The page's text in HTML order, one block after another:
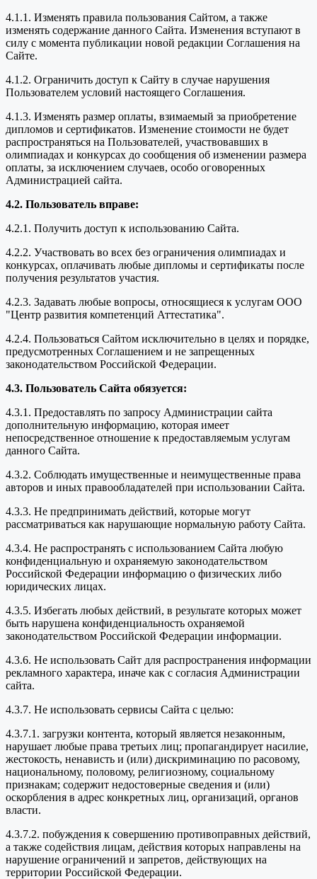
4.1.1. Изменять правила пользования Сайтом, а также
изменять содержание данного Сайта. Изменения вступают в
силу с момента публикации новой редакции Соглашения на
Сайте.
4.1.2. Ограничить доступ к Сайту в случае нарушения
Пользователем условий настоящего Соглашения.
4.1.3. Изменять размер оплаты, взимаемый за приобретение
дипломов и сертификатов. Изменение стоимости не будет
распространяться на Пользователей, участвовавших в
олимпиадах и конкурсах до сообщения об изменении размера
оплаты, за исключением случаев, особо оговоренных
Администрацией сайта.
4.2. Пользователь вправе:
4.2.1. Получить доступ к использованию Сайта.
4.2.2. Участвовать во всех без ограничения олимпиадах и
конкурсах, оплачивать любые дипломы и сертификаты после
получения результатов участия.
4.2.3. Задавать любые вопросы, относящиеся к услугам ООО
"Центр развития компетенций Аттестатика".
4.2.4. Пользоваться Сайтом исключительно в целях и порядке,
предусмотренных Соглашением и не запрещенных
законодательством Российской Федерации.
4.3. Пользователь Сайта обязуется:
4.3.1. Предоставлять по запросу Администрации сайта
дополнительную информацию, которая имеет
непосредственное отношение к предоставляемым услугам
данного Сайта.
4.3.2. Соблюдать имущественные и неимущественные права
авторов и иных правообладателей при использовании Сайта.
4.3.3. Не предпринимать действий, которые могут
рассматриваться как нарушающие нормальную работу Сайта.
4.3.4. Не распространять с использованием Сайта любую
конфиденциальную и охраняемую законодательством
Российской Федерации информацию о физических либо
юридических лицах.
4.3.5. Избегать любых действий, в результате которых может
быть нарушена конфиденциальность охраняемой
законодательством Российской Федерации информации.
4.3.6. Не использовать Сайт для распространения информации
рекламного характера, иначе как с согласия Администрации
сайта.
4.3.7. Не использовать сервисы Сайта с целью:
4.3.7.1. загрузки контента, который является незаконным,
нарушает любые права третьих лиц; пропагандирует насилие,
жестокость, ненависть и (или) дискриминацию по расовому,
национальному, половому, религиозному, социальному
признакам; содержит недостоверные сведения и (или)
оскорбления в адрес конкретных лиц, организаций, органов
власти.
4.3.7.2. побуждения к совершению противоправных действий,
а также содействия лицам, действия которых направлены на
нарушение ограничений и запретов, действующих на
территории Российской Федерации.